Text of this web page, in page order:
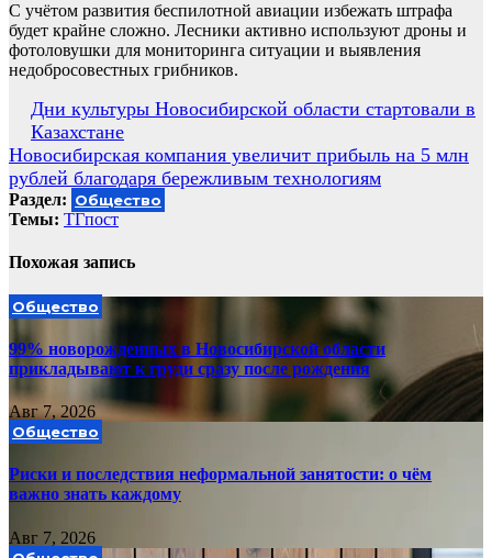
С учётом развития беспилотной авиации избежать штрафа
будет крайне сложно. Лесники активно используют дроны и
фотоловушки для мониторинга ситуации и выявления
недобросовестных грибников.
Навигация
по
записям
Дни культуры Новосибирской области стартовали в
Казахстане
Новосибирская компания увеличит прибыль на 5 млн
рублей благодаря бережливым технологиям
Раздел: Общество
Темы: ТГпост
Похожая запись
Общество
99% новорожденных в Новосибирской области
прикладывают к груди сразу после рождения
Авг 7, 2026
Общество
Риски и последствия неформальной занятости: о чём
важно знать каждому
Авг 7, 2026